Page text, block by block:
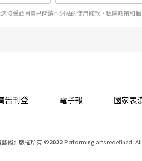
的勇士，逸軍在翱翔和飛躍
劇場內到戶外空間，從內在的
，帶領著他，走了好長的一
接受並同意已閱讀本網站的使用條款，私隱政策和個
告刊登 電子報 國家表
術》版權所有©2022Performing arts redefined. All